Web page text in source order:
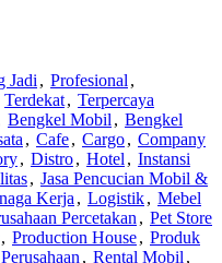
Jadi , Profesional ,
Terdekat, Terpercaya
Bengkel Mobil , Bengkel
, Cafe, Cargo, Company
, Distro, Hotel , Instansi
, Jasa Pencucian Mobil &
Kerja , Logistik, Mebel
Percetakan , Pet Store
, Production House, Produk
, Rental Mobil ,